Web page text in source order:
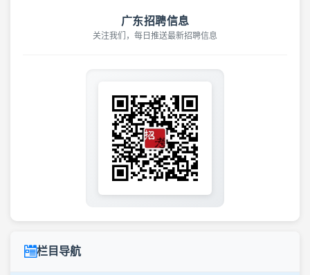
广东招聘信息
关注我们，每日推送最新招聘信息
栏目导航